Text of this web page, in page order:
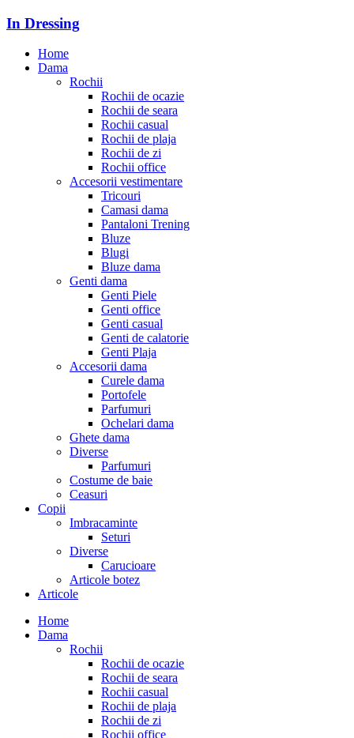
In Dressing
Home
Dama
Rochii
Rochii de ocazie
Rochii de seara
Rochii casual
Rochii de plaja
Rochii de zi
Rochii office
Accesorii vestimentare
Tricouri
Camasi dama
Pantaloni Trening
Bluze
Blugi
Bluze dama
Genti dama
Genti Piele
Genti office
Genti casual
Genti de calatorie
Genti Plaja
Accesorii dama
Curele dama
Portofele
Parfumuri
Ochelari dama
Ghete dama
Diverse
Parfumuri
Costume de baie
Ceasuri
Copii
Imbracaminte
Seturi
Diverse
Carucioare
Articole botez
Articole
Home
Dama
Rochii
Rochii de ocazie
Rochii de seara
Rochii casual
Rochii de plaja
Rochii de zi
Rochii office